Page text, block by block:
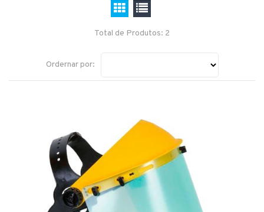
Total de Produtos: 2
Ordernar por: